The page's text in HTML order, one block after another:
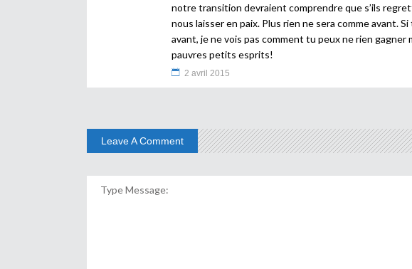
notre transition devraient comprendre que s’ils
nous laisser en paix. Plus rien ne sera comme avant.
avant, je ne vois pas comment tu peux ne rien gagner
pauvres petits esprits!
2 avril 2015
Leave A Comment